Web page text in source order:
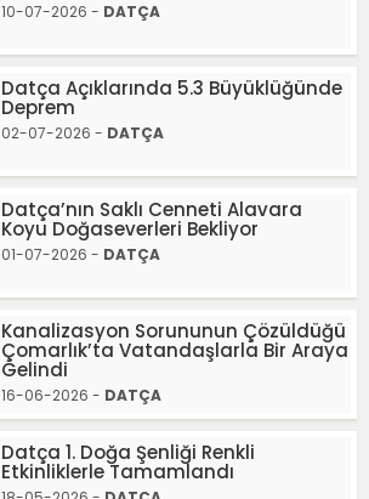
10-07-2026 - DATÇA
Datça Açıklarında 5.3 Büyüklüğünde
Deprem
02-07-2026 - DATÇA
Datça’nın Saklı Cenneti Alavara
Koyu Doğaseverleri Bekliyor
01-07-2026 - DATÇA
Kanalizasyon Sorununun Çözüldüğü
Çomarlık’ta Vatandaşlarla Bir Araya
Gelindi
16-06-2026 - DATÇA
Datça 1. Doğa Şenliği Renkli
Etkinliklerle Tamamlandı